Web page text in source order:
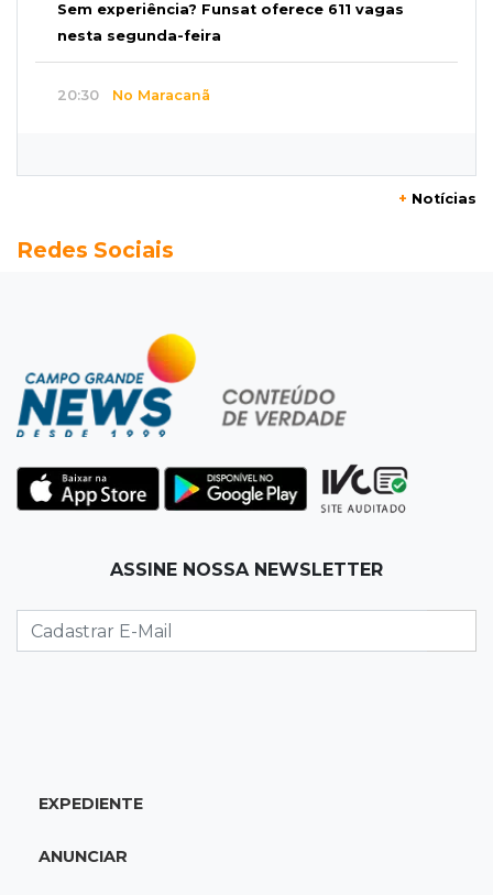
Sem experiência? Funsat oferece 611 vagas
nesta segunda-feira
20:30 No Maracanã
Seleções em MS têm salários de até R$ 8,2 mil;
Jardim Itatiaia
Vigia é amarrado durante roubo de carro e
dois caminhões em pátio
Corinthians vence Bragantino por 2 a 0 e sobe
para 7º no Brasileirão
Na Vila Belmiro
lugar no Brasileirão
18:33Em 2022
adolescente atropelada no Amazonas
+ Notícias
Redes Sociais
ASSINE NOSSA NEWSLETTER
EXPEDIENTE
ANUNCIAR